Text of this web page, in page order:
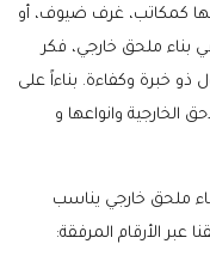
كمكاتب، غرف ضيوف، أو
بناء ملحق خارجي، فكر
ذو خبرة وكفاءة. بناءاً على
الخارجية وانواعها و
ملحق خارجي يناسب
عبر الأرقام المرفقة: